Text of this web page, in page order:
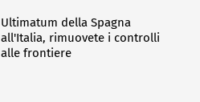
Ultimatum della Spagna
all'Italia, rimuovete i controlli
alle frontiere